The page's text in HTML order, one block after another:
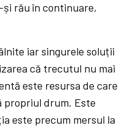
rău în continuare,
iar singurele soluții
că trecutul nu mai
este resursa de care
propriul drum. Este
este precum mersul la